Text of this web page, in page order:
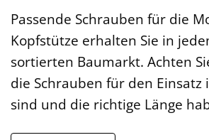
Passende Schrauben für die
Kopfstütze erhalten Sie in
sortierten Baumarkt. Achten
die Schrauben für den Einsatz
sind und die richtige Länge